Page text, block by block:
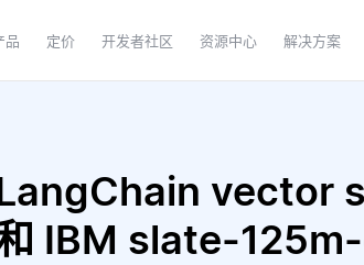
品 定价 开发者社区 资源中心 解决方案
vector
IBM slate-